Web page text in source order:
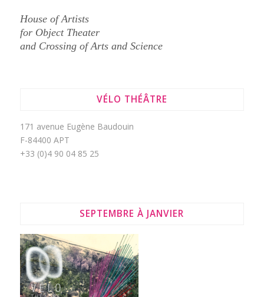
House of Artists
for Object Theater
and Crossing of Arts and Science
VÉLO THÉÂTRE
171 avenue Eugène Baudouin
F-84400 APT
+33 (0)4 90 04 85 25
SEPTEMBRE À JANVIER